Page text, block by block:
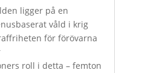
ligger på en
våld i krig
för förövarna
roll i detta – femton